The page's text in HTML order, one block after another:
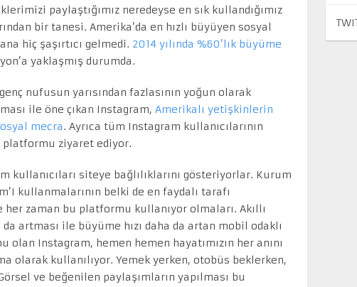
paylaştığımız neredeyse en sık kullandığımız
bir tanesi. Amerika’da en hızlı büyüyen sosyal
hiç şaşırtıcı gelmedi. 2014 yılında %60’lık büyüme
yaklaşmış durumda.
nufusun yarısından fazlasının yoğun olarak
ile öne çıkan Instagram, Amerikalı yetişkinlerin
mecra. Ayrıca tüm Instagram kullanıcılarının
platformu ziyaret ediyor.
kullanıcıları siteye bağlılıklarını gösteriyorlar. Kurum
kullanmalarının belki de en faydalı tarafı
her zaman bu platformu kullanıyor olmaları. Akıllı
artması ile büyüme hızı daha da artan mobil odaklı
olan Instagram, hemen hemen hayatımızın her anını
olarak kullanılıyor. Yemek yerken, otobüs beklerken,
ve beğenilen paylaşımların yapılması bu